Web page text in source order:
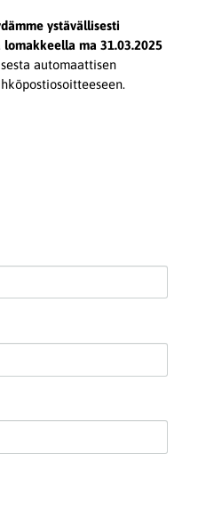
ystävällisesti
lomakkeella ma 31.03.2025
automaattisen